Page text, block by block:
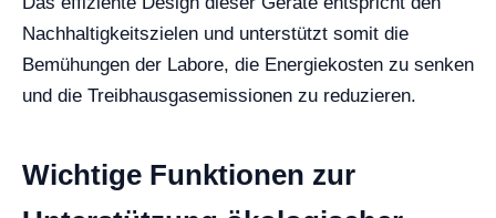
Nachhaltigkeitszielen und unterstützt somit die
Bemühungen der Labore, die Energiekosten zu senken
und die Treibhausgasemissionen zu reduzieren.
Wichtige Funktionen zur